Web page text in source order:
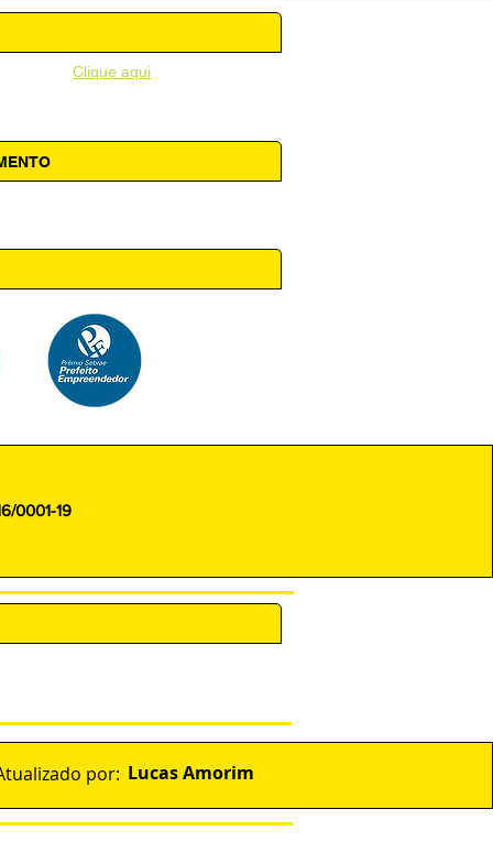
Clique aqui
0001-19
por: Lucas Amorim